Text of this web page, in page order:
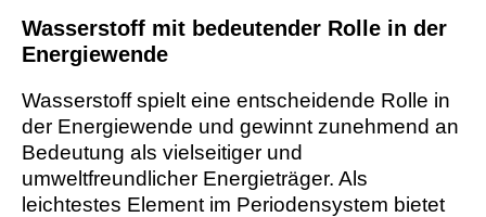
Wasserstoff mit bedeutender Rolle in der
Energiewende
Wasserstoff spielt eine entscheidende Rolle in
der Energiewende und gewinnt zunehmend an
Bedeutung als vielseitiger und
umweltfreundlicher Energieträger. Als
leichtestes Element im Periodensystem bietet